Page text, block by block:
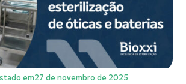
em27 de novembro de 2025